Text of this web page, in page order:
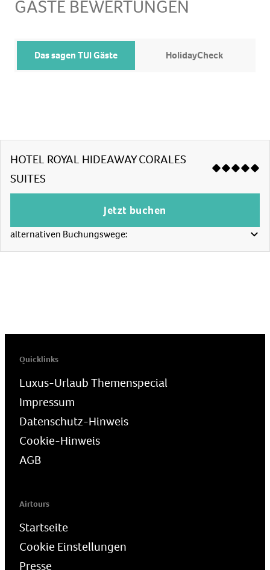
GÄSTE BEWERTUNGEN
Das sagen TUI Gäste HolidayCheck
HOTEL ROYAL HIDEAWAY CORALES
SUITES
alternativen Buchungswege:
Jetzt buchen
Quicklinks
Luxus-Urlaub Themenspecial
Impressum
Datenschutz-Hinweis
Cookie-Hinweis
AGB
Airtours
Startseite
Cookie Einstellungen
Presse